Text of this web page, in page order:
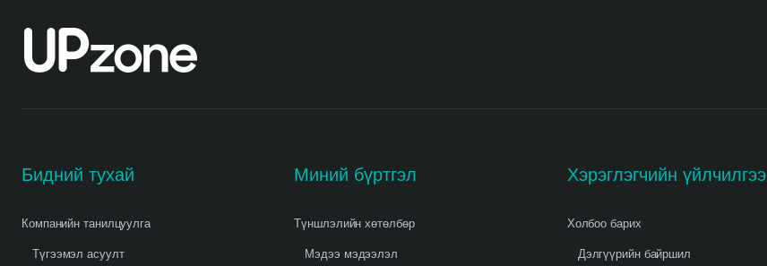
Бидний тухай
Компанийн танилцуулга
Түгээмэл асуулт
Миний бүртгэл
Түншлэлийн хөтөлбөр
Мэдээ мэдээлэл
Хэрэглэгчийн үйлчилгээ
Холбоо барих
Дэлгүүрийн байршил